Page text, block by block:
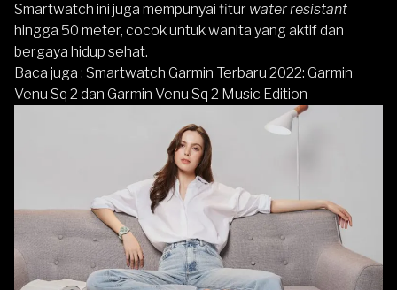
Smartwatch ini juga mempunyai fitur water resistant
hingga 50 meter, cocok untuk wanita yang aktif dan
bergaya hidup sehat.
Baca juga : Smartwatch Garmin Terbaru 2022: Garmin
Venu Sq 2 dan Garmin Venu Sq 2 Music Edition